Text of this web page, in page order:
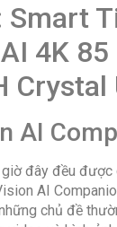
1889.9 x 1132.8 x
326 mm
Smart
4K 85
Crystal
AI
đây đều
AI
chủ đề